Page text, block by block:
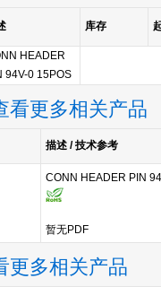
库存
HEADER
94V-0 15POS
看更多相关产品
描述 / 技术参考
CONN HEADER PIN
暂无PDF
更多相关产品